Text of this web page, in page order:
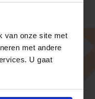
van onze site met
met andere
U gaat